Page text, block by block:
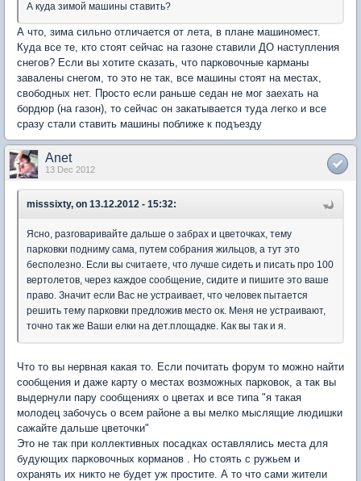
А куда зимой машины ставить?
А что, зима сильно отличается от лета, в плане машиномест.
Куда все те, кто стоят сейчас на газоне ставили ДО наступления
снегов? Если вы хотите сказать, что парковочные карманы
завалены снегом, то это не так, все машины стоят на местах,
свободных нет. Просто если раньше седан не мог заехать на
бордюр (на газон), то сейчас он закатывается туда легко и все
сразу стали ставить машины поближе к подъезду
Anet
13 Dec 2012
misssixty, on 13.12.2012 - 15:32:
Ясно, разговаривайте дальше о забрах и цветочках, тему
парковки подниму сама, путем собрания жильцов, а тут это
бесполезно. Если вы считаете, что лучше сидеть и писать про 100
вертолетов, через каждое сообщение, сидите и пишите это ваше
право. Значит если Вас не устраивает, что человек пытается
решить тему парковки предложив место ок. Меня не устраивают,
точно так же Ваши елки на дет.площадке. Как вы так и я.
Что то вы нервная какая то. Если почитать форум то можно найти
сообщения и даже карту о местах возможных парковок, а так вы
выдернули пару сообщениях о цветах и все типа "я такая
молодец забочусь о всем районе а вы мелко мыслящие людишки
сажайте дальше цветочки"
Это не так при коллективных посадках оставлялись места для
будующих парковочных корманов . Но стоять с ружьем и
охранять их никто не будет уж простите. А то что сами жители